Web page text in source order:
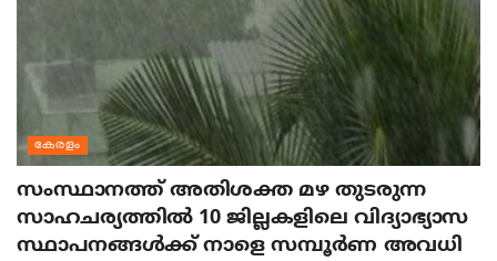
കേരളം
സംസ്ഥാനത്ത് അതിശക്ത മഴ തുടരുന്ന
സാഹചര്യത്തിൽ 10 ജില്ലകളിലെ വിദ്യാഭ്യാസ
സ്ഥാപനങ്ങൾക്ക് നാളെ സമ്പൂർണ അവധി